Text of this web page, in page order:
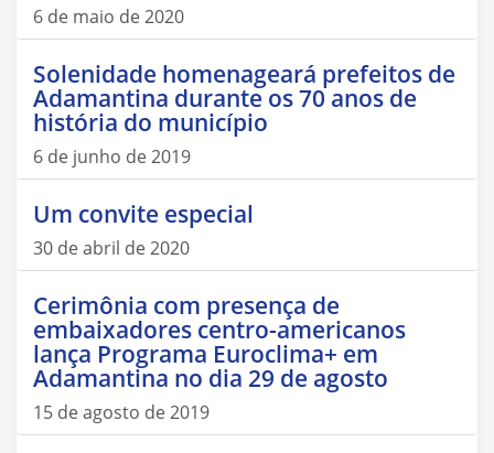
6 de maio de 2020
Solenidade homenageará prefeitos de
Adamantina durante os 70 anos de
história do município
6 de junho de 2019
Um convite especial
30 de abril de 2020
Cerimônia com presença de
embaixadores centro-americanos
lança Programa Euroclima+ em
Adamantina no dia 29 de agosto
15 de agosto de 2019